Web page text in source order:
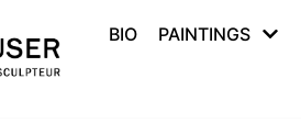
BIO PAINTINGS